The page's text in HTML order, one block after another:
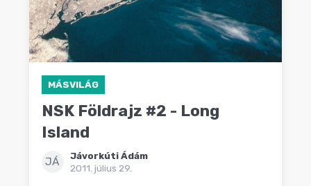
MÁSVILÁG
NSK Földrajz #2 - Long
Island
JÁ
Jávorkúti Ádám
2011. július 29.